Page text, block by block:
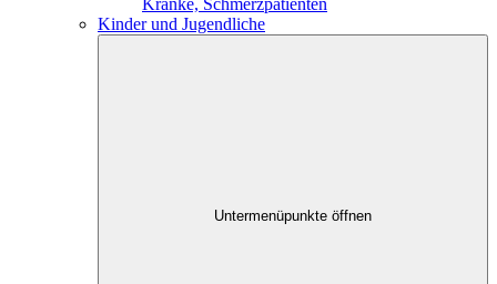
Kranke, Schmerzpatienten
Kinder und Jugendliche
Untermenüpunkte öffnen